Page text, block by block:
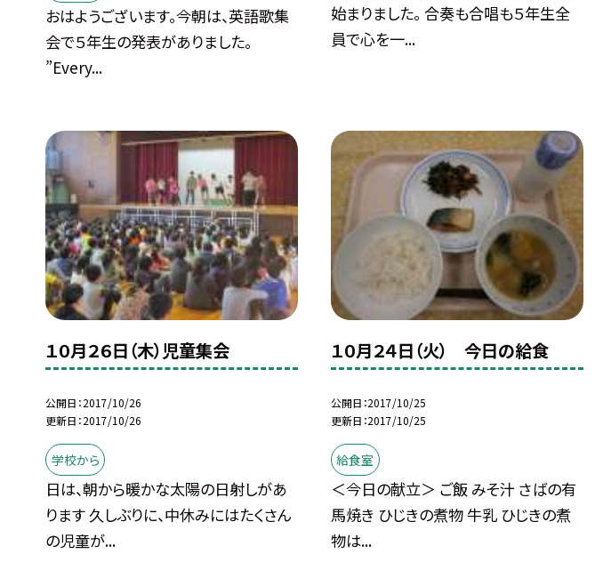
おはようございます。今朝は、英語歌集
会で５年生の発表がありました。
”Every...
始まりました。 合奏も合唱も５年生全
員で心を一...
１０月２６日（木）児童集会
公開日 2017/10/26
更新日 2017/10/26
学校から
日は、朝から暖かな太陽の日射しがあ
ります 久しぶりに、中休みにはたくさん
の児童が...
１０月２４日（火） 今日の給食
公開日 2017/10/25
更新日 2017/10/25
給食室
＜今日の献立＞ ご飯 みそ汁 さばの有
馬焼き ひじきの煮物 牛乳 ひじきの煮
物は...